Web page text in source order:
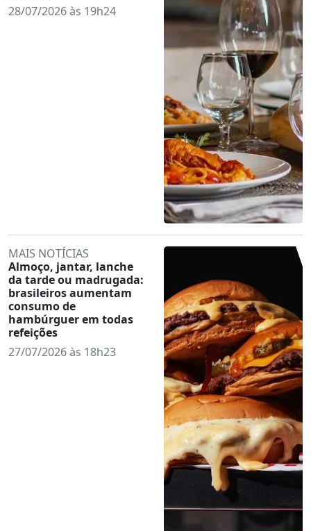
28/07/2026 às 19h24
MAIS NOTÍCIAS
Almoço, jantar, lanche
da tarde ou madrugada:
brasileiros aumentam
consumo de
hambúrguer em todas
refeições
27/07/2026 às 18h23